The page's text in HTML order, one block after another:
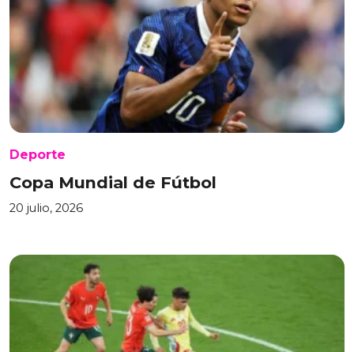
Deporte
Copa Mundial de Fútbol
20 julio, 2026